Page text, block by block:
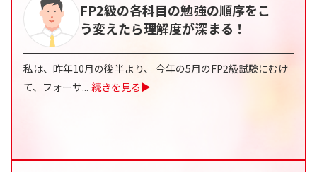
FP2級の各科目の勉強の順序をこ
う変えたら理解度が深まる！
私は、昨年10月の後半より、 今年の5月のFP2級試験にむけ
て、フォーサ... 続きを見る▶